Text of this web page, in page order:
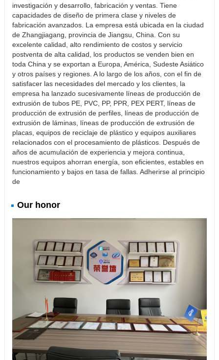
investigación y desarrollo, fabricación y ventas. Tiene
capacidades de diseño de primera clase y niveles de
fabricación avanzados. La empresa está ubicada en la ciudad
de Zhangjiagang, provincia de Jiangsu, China. Con su
excelente calidad, alto rendimiento de costos y servicio
postventa de alta calidad, los productos se venden bien en
toda China y se exportan a Europa, América, Sudeste Asiático
y otros países y regiones. A lo largo de los años, con el fin de
satisfacer las necesidades del mercado y los clientes, la
empresa ha lanzado sucesivamente líneas de producción de
extrusión de tubos PE, PVC, PP, PPR, PEX PERT, líneas de
producción de extrusión de perfiles, líneas de producción de
extrusión de láminas, líneas de producción de extrusión de
placas, equipos de reciclaje de plástico y equipos auxiliares
relacionados con el procesamiento de plásticos. Después de
años de acumulación de experiencia y mejora continua,
nuestros equipos ahorran energía, son eficientes, estables en
funcionamiento y bajos en tasa de fallas. Adherirse al principio
de
Our honor